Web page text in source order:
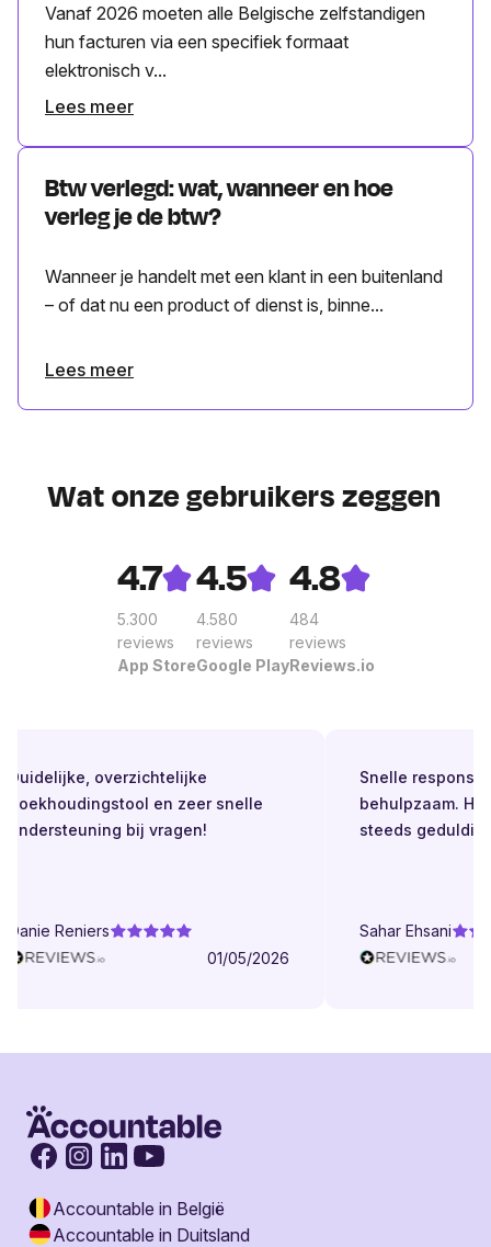
Vanaf 2026 moeten alle Belgische zelfstandigen
hun facturen via een specifiek formaat
elektronisch v...
Lees meer
Btw verlegd: wat, wanneer en hoe
verleg je de btw?
Wanneer je handelt met een klant in een buitenland
– of dat nu een product of dienst is, binne...
Lees meer
Wat onze gebruikers zeggen
4.7
5.300
reviews
App Store
4.5
4.580
reviews
Google Play
4.8
484
reviews
Reviews.io
overzichtelijke
en zeer snelle
bij vragen!
Reniers
01/05/2026
Snelle respons.
behulpzaam.
steeds geduldig.
Sahar Ehsani
Accountable in België
Accountable in Duitsland